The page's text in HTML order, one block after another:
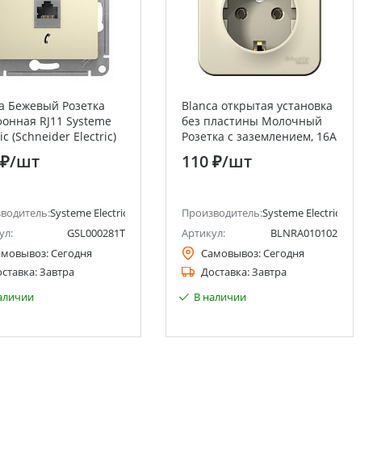
Бежевый Розетка
RJ11 Systeme
(Schneider Electric)
/шт
Systeme Electric (ранее Schneider Electric)
GSL000281T
Сегодня
Завтра
Blanca открытая установка
без пластины Молочный
Розетка с заземлением, 16А
Systeme Electric (Schneider
Electric)
110 ₽/шт
Производитель:Systeme Electric
Артикул:
BLNRA010102
Самовывоз:Сегодня
Доставка:Завтра
В наличии